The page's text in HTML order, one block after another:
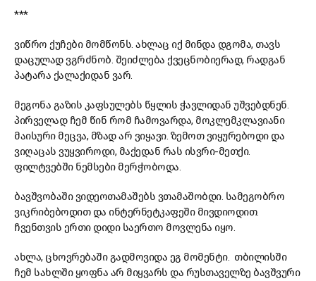
***
ვიწრო ქუჩები მომწონს. ახლაც იქ მინდა დგომა, თავს
დაცულად ვგრძნობ. შეიძლება ქვეცნობიერად, რადგან
პატარა ქალაქიდან ვარ.
მეგონა გაზის კაფსულებს წყლის ჭავლიდან უშვებდნენ.
პირველად ჩემ წინ რომ ჩამოვარდა, მოკლემკლავიანი
მაისური მეცვა, მზად არ ვიყავი. ზემოთ ვიყურებოდი და
ვიღაცას ვუყვიროდი, მაქედან რას ისვრი-მეთქი.
ფილტვებში ნემსები მერჭობოდა.
ბავშვობაში ვიდეოთამაშებს ვთამაშობდი. სამეგობრო
ვიკრიბებოდით და ინტერნეტკაფეში მივდიოდით.
ჩვენთვის ერთი დიდი საერთო მოვლენა იყო.
ახლა, ცხოვრებაში გადმოვიდა ეგ მომენტი. თბილისში
ჩემ სახლში ყოფნა არ მიყვარს და რუსთაველზე ბავშვური